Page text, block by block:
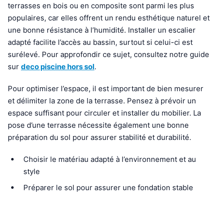
terrasses en bois ou en composite sont parmi les plus
populaires, car elles offrent un rendu esthétique naturel et
une bonne résistance à l’humidité. Installer un escalier
adapté facilite l’accès au bassin, surtout si celui-ci est
surélevé. Pour approfondir ce sujet, consultez notre guide
sur deco piscine hors sol.
Pour optimiser l’espace, il est important de bien mesurer
et délimiter la zone de la terrasse. Pensez à prévoir un
espace suffisant pour circuler et installer du mobilier. La
pose d’une terrasse nécessite également une bonne
préparation du sol pour assurer stabilité et durabilité.
Choisir le matériau adapté à l’environnement et au
style
Préparer le sol pour assurer une fondation stable